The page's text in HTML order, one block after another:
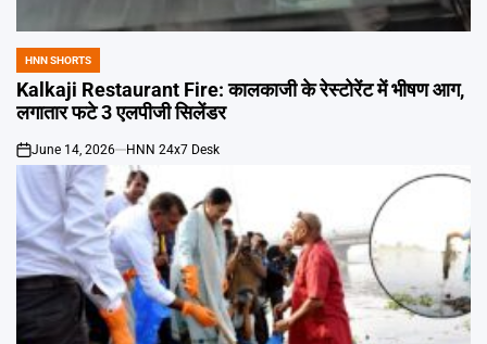
POSTED
IN
HNN SHORTS
Kalkaji Restaurant Fire: कालकाजी के रेस्टोरेंट में भीषण आग,
लगातार फटे 3 एलपीजी सिलेंडर
on
June 14, 2026 HNN 24x7 Desk